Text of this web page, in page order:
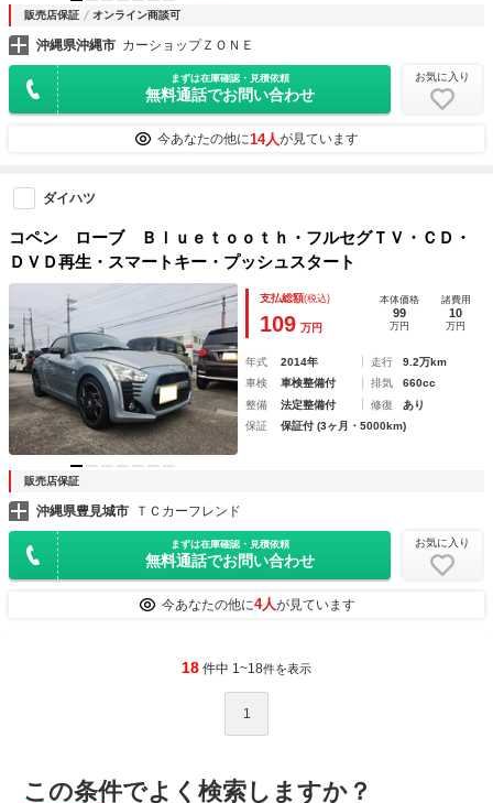
販売店保証 オンライン商談可
沖縄県沖縄市 カーショップＺＯＮＥ
まずは在庫確認・見積依頼
無料通話でお問い合わせ
お気に入り
今あなたの他に14人が見ています
ダイハツ
コペン ローブ Ｂｌｕｅｔｏｏｔｈ・フルセグＴＶ・ＣＤ・
ＤＶＤ再生・スマートキー・プッシュスタート
支払総額(税込)
109 万円
本体価格
99
万円
諸費用
10
万円
年式 2014年 走行
9.2万km
車検
車検整備付 排気
660cc
整備
法定整備付 修復
あり
保証
保証付 (3ヶ月・5000km)
販売店保証
沖縄県豊見城市 ＴＣカーフレンド
まずは在庫確認・見積依頼
無料通話でお問い合わせ
お気に入り
今あなたの他に4人が見ています
18 件中 1~18件を表示
1
この条件でよく検索しますか？